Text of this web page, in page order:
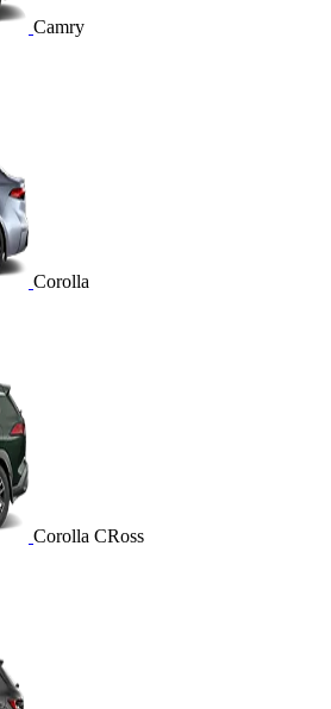
Camry
Corolla
Corolla CRoss